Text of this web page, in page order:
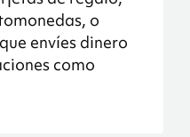
o
envíes dinero
como